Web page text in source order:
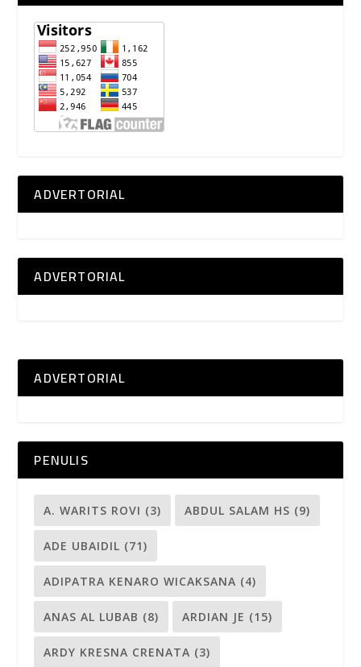
ADVERTORIAL
ADVERTORIAL
ADVERTORIAL
PENULIS
A. WARITS ROVI (3) ABDUL SALAM HS (9)
ADE UBAIDIL (71)
ADIPATRA KENARO WICAKSANA (4)
ANAS AL LUBAB (8) ARDIAN JE (15)
ARDY KRESNA CRENATA (3)